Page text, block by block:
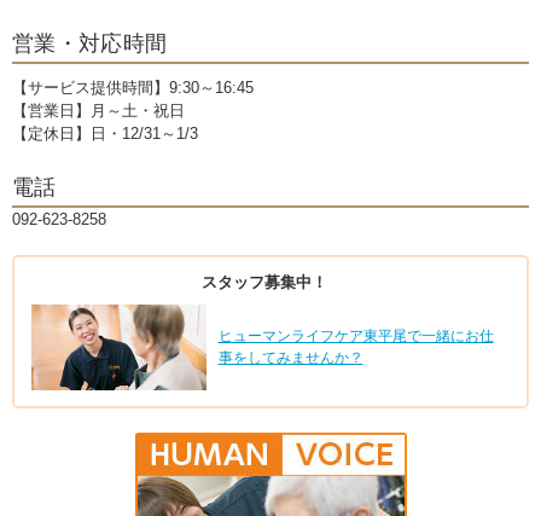
営業・対応時間
【サービス提供時間】9:30～16:45
【営業日】月～土・祝日
【定休日】日・12/31～1/3
電話
092-623-8258
スタッフ募集中！
ヒューマンライフケア東平尾で一緒にお仕
事をしてみませんか？